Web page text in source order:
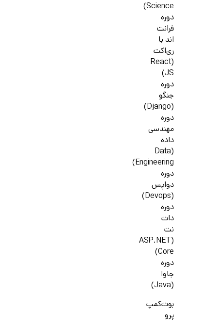
Science)
دوره
فرانت
اند با
ری‌اکت
(React
JS)
دوره
جنگو
(Django)
دوره
مهندسی
داده
(Data
Engineering)
دوره
دواپس
(Devops)
دوره
دات
نت
(ASP.NET
Core)
دوره
جاوا
(Java)
بوت‌کمپ
پرو